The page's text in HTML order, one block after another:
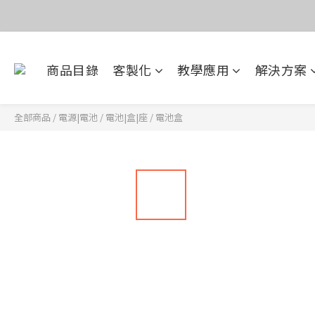
價
商品目錄 客製化 教學應用 解決方案
全部商品 / 電源|電池 / 電池|盒|座 / 電池盒